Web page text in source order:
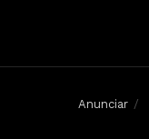
Anunciar